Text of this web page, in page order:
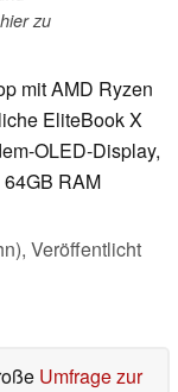
zu
mit AMD Ryzen
EliteBook X
OLED-Display,
RAM
Veröffentlicht
Umfrage zur